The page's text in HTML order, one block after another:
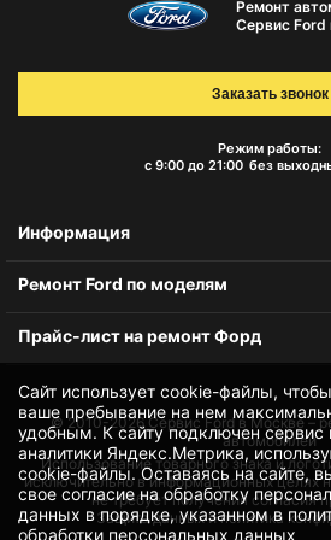
Сайт использует cookie-файлы,
ваше пребывание на нем
удобным. К cайту подключен сервис
аналитики Яндекс.Метрика,
cookie-файлы. Оставаясь на сайте,
своесогласие на обработку
данных в порядке, указанном в
обработки персональных данных
Ремонт
Сервис Ford
Режим работы:
с 9:00 до 21:00 без
Заказать звонок
Информация
Ремонт Ford по моделям
Прайс-лист на ремонт Форд
© 2010-2026Сервис Ford в Москве –
автомобилей
Использование товарного знака и
исключительно в информационных целях
не требует получения согласия
Защита данных и политика